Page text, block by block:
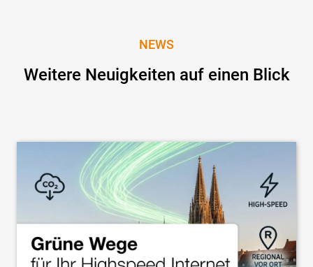
NEWS
Weitere Neuigkeiten auf einen Blick